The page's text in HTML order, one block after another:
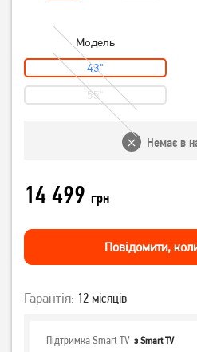
Модель
43"
55"
Немає в
14 499 грн
Повiдомити,
Гарантія: 12 місяців
Підтримка Smart TV з Smart TV